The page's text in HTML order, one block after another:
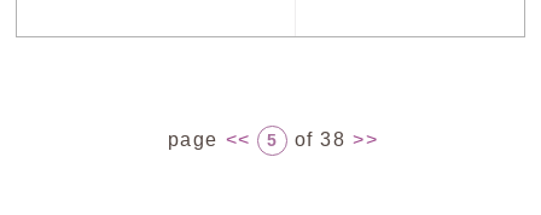
page << 5 of 38 >>